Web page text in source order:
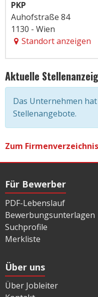
PKP
Auhofstraße 84
1130 - Wien
Standort anzeigen
Aktuelle
Das Unternehmen
Stellenangebote.
Zum
Für Bewerber
PDF-Lebenslauf
Bewerbungsunterlagen
Suchprofile
Merkliste
Über uns
Über Jobleiter